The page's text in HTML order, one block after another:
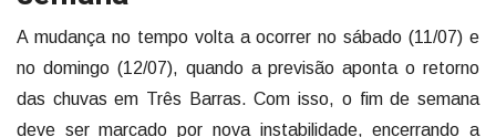
A mudança no tempo volta a ocorrer no sábado (11/07) e
no domingo (12/07), quando a previsão aponta o retorno
das chuvas em Três Barras. Com isso, o fim de semana
deve ser marcado por nova instabilidade, encerrando a